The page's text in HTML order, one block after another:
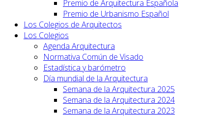
Premio de Arquitectura Española
Premio de Urbanismo Español
Los Colegios de Arquitectos
Los Colegios
Agenda Arquitectura
Normativa Común de Visado
Estadística y barómetro
Día mundial de la Arquitectura
Semana de la Arquitectura 2025
Semana de la Arquitectura 2024
Semana de la Arquitectura 2023